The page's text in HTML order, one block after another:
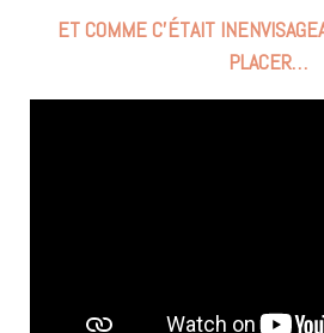
ET COMME C’ÉTAIT
PLACER…